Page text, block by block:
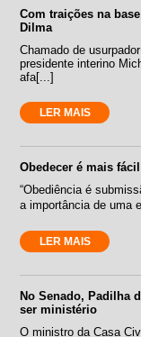
Com traições na
Dilma
Chamado de
presidente interino
afa[...]
LER MAIS
Obedecer é mais
“Obediência é
a importância de uma
LER MAIS
No Senado, Padilha
ser ministério
O ministro da Casa